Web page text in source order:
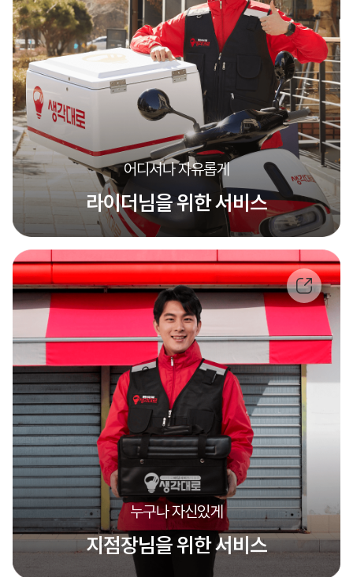
어디서나 자유롭게
라이더님을 위한 서비스
누구나 자신있게
지점장님을 위한 서비스